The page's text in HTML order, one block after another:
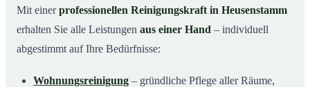
Mit einerprofessionellen Reinigungskraft in Heusenstamm
erhalten Sie alle Leistungen aus einer Hand – individuell
abgestimmt auf Ihre Bedürfnisse:
Wohnungsreinigung – gründliche Pflege aller Räume,